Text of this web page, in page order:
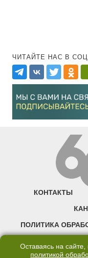
ЧИТАЙТЕ НАС В
КОНТАКТЫ
ПОЛИТИКА
Оставаясь на сайте,
политикой